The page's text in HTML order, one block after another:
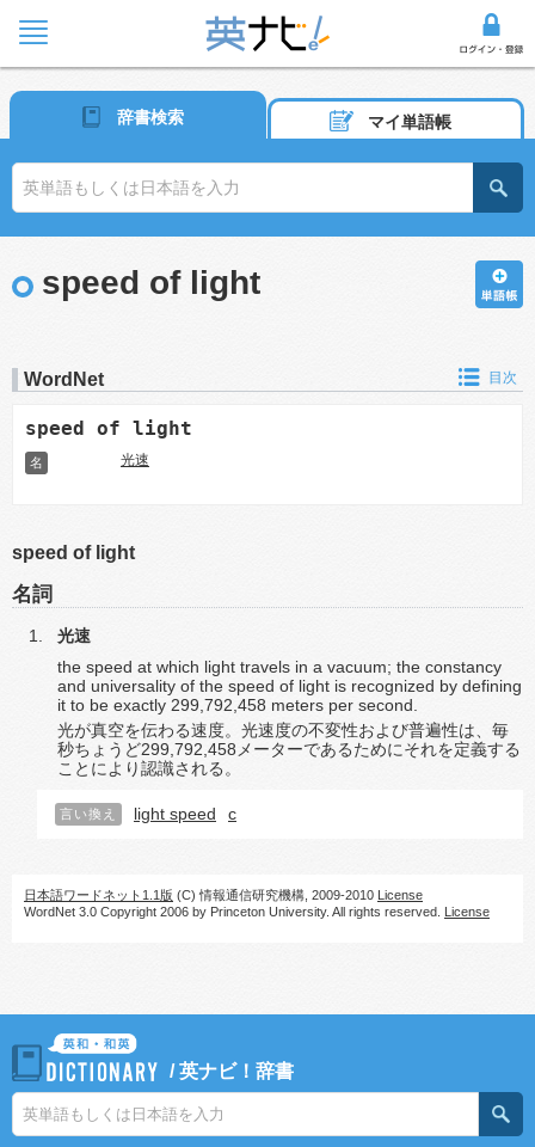
辞書検索 マイ単語帳
speed of light
WordNet 目次
speed of light
名 光速
speed of light
名詞
光速
the speed at which light travels in a vacuum; the constancy
and universality of the speed of light is recognized by defining
it to be exactly 299,792,458 meters per second.
光が真空を伝わる速度。光速度の不変性および普遍性は、毎
秒ちょうど299,792,458メーターであるためにそれを定義する
ことにより認識される。
言い換え light speed c
日本語ワードネット1.1版 (C) 情報通信研究機構, 2009-2010 License
WordNet 3.0 Copyright 2006 by Princeton University. All rights reserved. License
/英ナビ！辞書